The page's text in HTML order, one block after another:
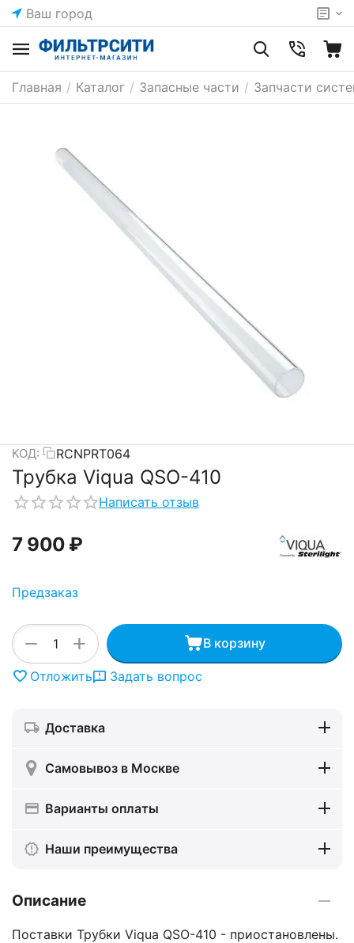
Ваш город
Главная / Каталог / Запасные части / Запчасти
КОД: RCNPRT064
Трубка Viqua QSO-410
Написать отзыв
7 900 ₽
Предзаказ
+
− В корзину
Отложить Задать вопрос
Доставка
Самовывоз в Москве
Варианты оплаты
Наши преимущества
Описание
Поставки Трубки Viqua QSO-410 - приостановлены.